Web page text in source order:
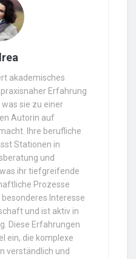
akademisches
Erfahrung
sie zu einer
Autorin auf
Ihre berufliche
Stationen in
und
ihr tiefgreifende
Prozesse
Interesse
und ist aktiv in
Diese Erfahrungen
ein, die komplexe
verständlich und